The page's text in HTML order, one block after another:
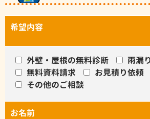
希望内容
外壁・屋根の無料診断
雨漏
無料資料請求
お見積り依頼
その他のご相談
お名前